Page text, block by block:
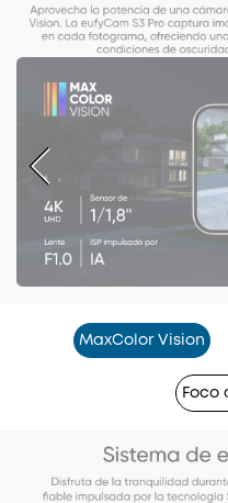
MaxColor Vision
Foco